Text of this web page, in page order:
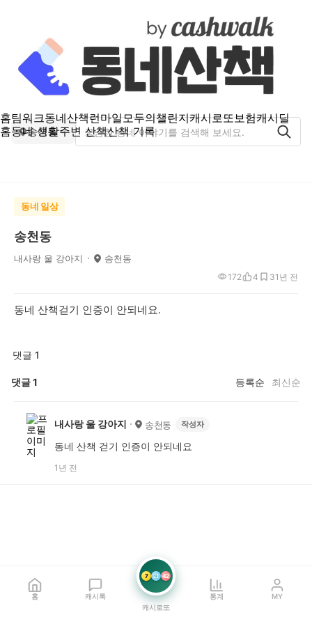
홈팀워크동네산책런마일모두의챌린지캐시로또보험캐시딜
홈동네 생활주변 산책산책 기록
송천동
동네 일상
송천동
내사랑 울 강아지 송천동
1년 전
172 4 3
동네 산책걷기 인증이 안되네요.
댓글 1
댓글1 등록순 최신순
내사랑 울 강아지 송천동 작성자
동네 산책 걷기 인증이 안되네요
1년 전
홈 캐시톡
7 21 42
캐시로또
통계 MY